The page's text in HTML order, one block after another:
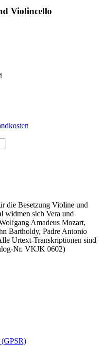
Violincello
die Besetzung Violine und
widmen sich Vera und
Amadeus Mozart,
Bartholdy, Padre Antonio
Urtext-Transkriptionen sind
Nr. VKJK 0602)